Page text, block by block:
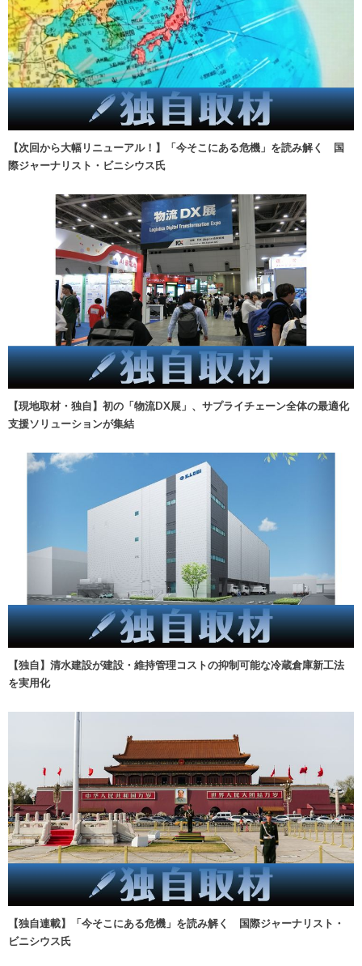
【次回から大幅リニューアル！】「今そこにある危機」を読み解く 国
際ジャーナリスト・ビニシウス氏
【現地取材・独自】初の「物流DX展」、サプライチェーン全体の最適化
支援ソリューションが集結
【独自】清水建設が建設・維持管理コストの抑制可能な冷蔵倉庫新工法
を実用化
【独自連載】「今そこにある危機」を読み解く 国際ジャーナリスト・
ビニシウス氏